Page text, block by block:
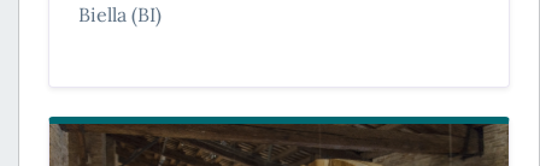
Biella (BI)